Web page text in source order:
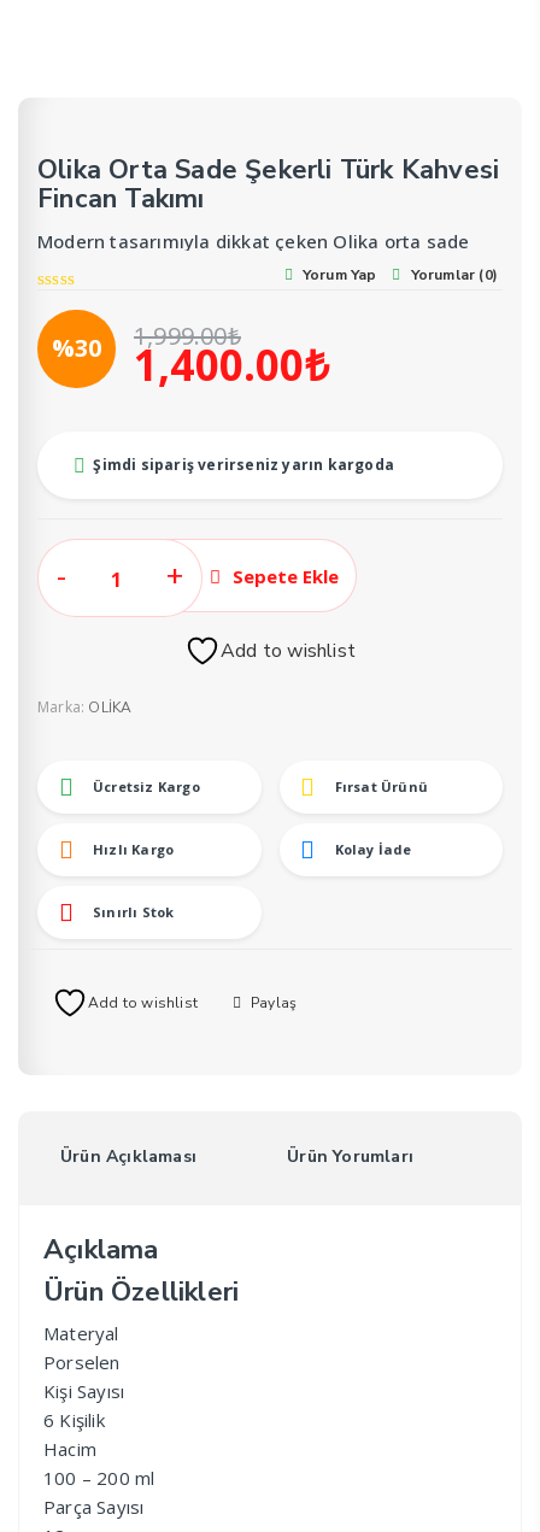
Olika Orta Sade Şekerli Türk Kahvesi
Fincan Takımı
Modern tasarımıyla dikkat çeken Olika orta sade
şıklık katıyor
servis yapma imkanı sunuyor
Yüksek kaliteli porselen materyali sayesinde uzun
ömürlü kullanım ve dayanıklılık vaat ediyor
Yorum Yap Yorumlar (0)
1,999.00₺
Orijinal
fiyat:
1,400.00₺Şu
andaki
1,400.00₺.
%30
Şimdi sipariş verirseniz yarın kargoda
Kahvesi
Takımı
adet
Sepete Ekle
Add to wishlist
Marka: OLİKA
Ücretsiz Kargo Fırsat Ürünü
Hızlı Kargo Kolay İade
Sınırlı Stok
Add to wishlist Paylaş
Ürün Açıklaması Ürün Yorumları
Açıklama
Ürün Özellikleri
Materyal
Porselen
Kişi Sayısı
6 Kişilik
Hacim
100 – 200 ml
Parça Sayısı